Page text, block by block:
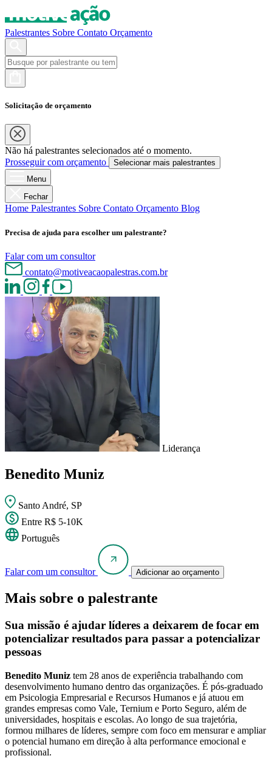
Palestrantes Sobre Contato Orçamento
Solicitação de orçamento
Não há palestrantes selecionados até o momento.
Prosseguir com orçamento
Selecionar mais palestrantes
Menu
Fechar
Home Palestrantes Sobre Contato Orçamento Blog
Precisa de ajuda para escolher um palestrante?
Falar com um consultor
contato@motiveacaopalestras.com.br
Liderança
Benedito Muniz
Santo André, SP
Entre R$ 5-10K
Português
Falar com um consultor Adicionar ao orçamento
Mais sobre o palestrante
Sua missão é ajudar líderes a deixarem de focar em
potencializar resultados para passar a potencializar
pessoas
Benedito Muniz tem 28 anos de experiência trabalhando com
desenvolvimento humano dentro das organizações. É pós-graduado
em Psicologia Empresarial e Recursos Humanos e já atuou em
grandes empresas como Vale, Ternium e Porto Seguro, além de
universidades, hospitais e escolas. Ao longo de sua trajetória,
formou milhares de líderes, sempre com foco em mensurar e ampliar
o potencial humano em direção à alta performance emocional e
profissional.